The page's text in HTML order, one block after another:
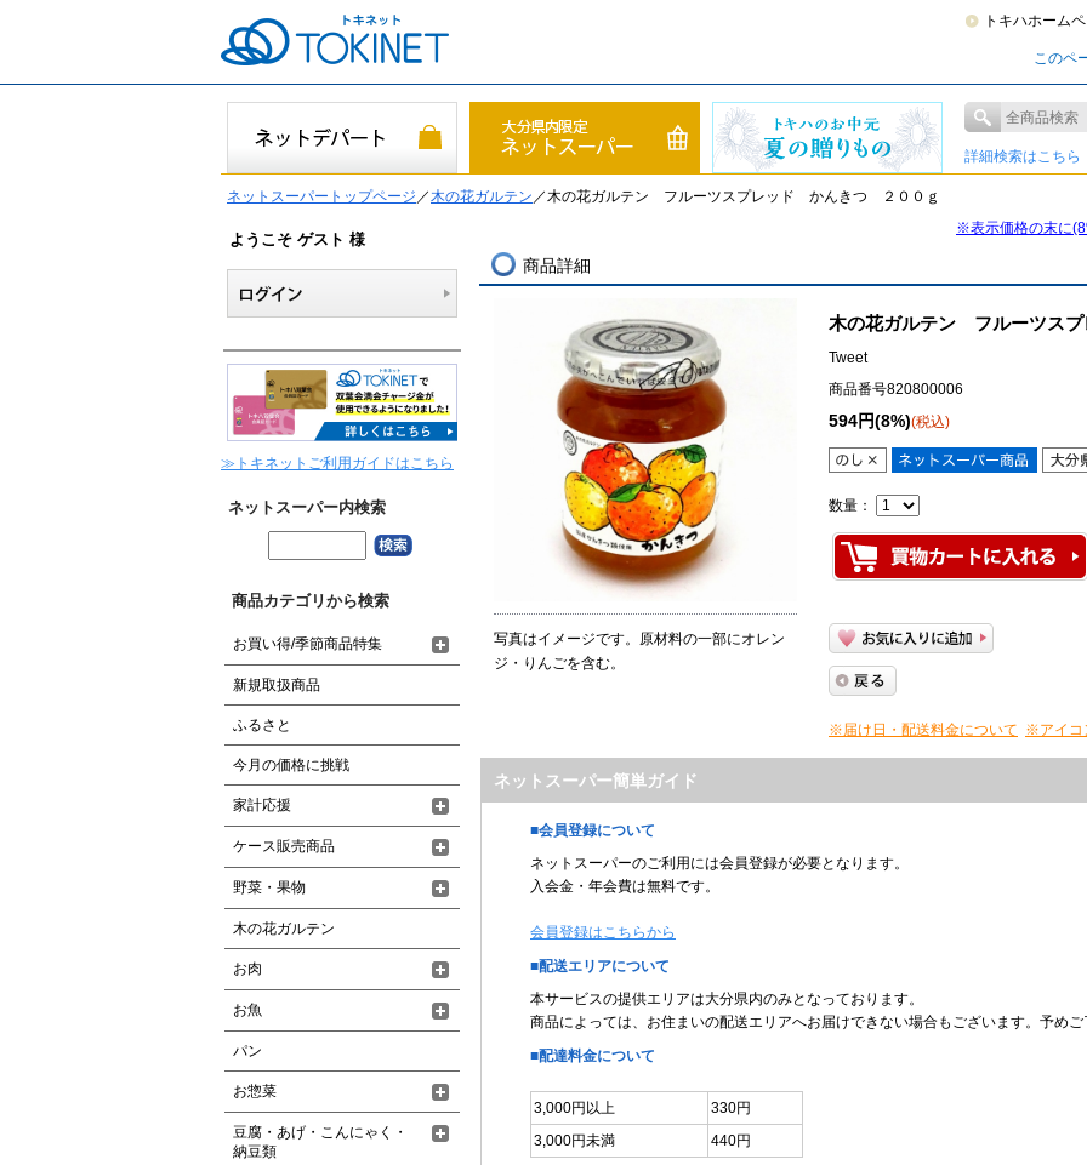
トキハホーム
このペ
詳細検索はこちら
ネットスーパートップページ ／木の花ガルテン ／木の花ガルテン フルーツスプレッド かんきつ ２００ｇ
※表示価格の末に
商品詳細
写真はイメージです。原材料の一部にオレン
ジ・りんごを含む。
木の花ガルテン フルーツス
Tweet
商品番号820800006
594円(8%)(税込)
数量：
※届け日・配送料金について ※アイコ
ネットスーパー簡単ガイド
■会員登録について
ネットスーパーのご利用には会員登録が必要となります。
入会金・年会費は無料です。
会員登録はこちらから
■配送エリアについて
本サービスの提供エリアは大分県内のみとなっております。
商品によっては、お住まいの配送エリアへお届けできない場合もございます。予めご
■配達料金について
3,000円以上
330円
3,000円未満
440円
ようこそ ゲスト 様
≫トキネットご利用ガイドはこちら
ネットスーパー内検索
商品カテゴリから検索
お買い得/季節商品特集
新規取扱商品
ふるさと
今月の価格に挑戦
家計応援
ケース販売商品
野菜・果物
木の花ガルテン
お肉
お魚
パン
お惣菜
豆腐・あげ・こんにゃく・
納豆類